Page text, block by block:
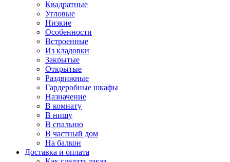
Квадратные
Угловые
Низкие
Особенности
Встроенные
Из кладовки
Закрытые
Открытые
Раздвижные
Гардеробные шкафы
Назначение
В комнату
В нишу
В спальню
В частный дом
На балкон
Доставка и оплата